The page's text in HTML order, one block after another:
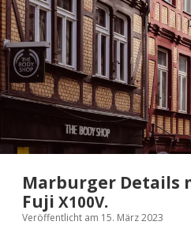
Fuji <span
class=“caps”>X100V</
Marburger Details
Fuji X100V.
Veröffentlicht am 15. März 2023